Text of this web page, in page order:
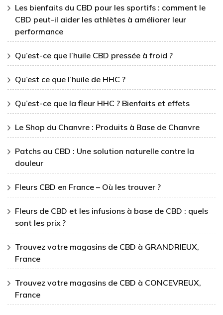
Les bienfaits du CBD pour les sportifs : comment le
CBD peut-il aider les athlètes à améliorer leur
performance
Qu’est-ce que l’huile CBD pressée à froid ?
Qu’est ce que l’huile de HHC ?
Qu’est-ce que la fleur HHC ? Bienfaits et effets
Le Shop du Chanvre : Produits à Base de Chanvre
Patchs au CBD : Une solution naturelle contre la
douleur
Fleurs CBD en France – Où les trouver ?
Fleurs de CBD et les infusions à base de CBD : quels
sont les prix ?
Trouvez votre magasins de CBD à GRANDRIEUX,
France
Trouvez votre magasins de CBD à CONCEVREUX,
France